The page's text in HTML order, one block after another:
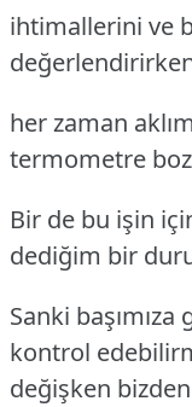
ihtimallerini ve
her zaman
termometre
Bir de bu işin
dediğim bir
Sanki
kontrol
değişken